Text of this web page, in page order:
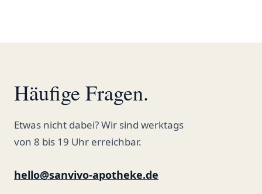
Häufige Fragen.
Etwas nicht dabei? Wir sind werktags
von 8 bis 19 Uhr erreichbar.
hello@sanvivo-apotheke.de